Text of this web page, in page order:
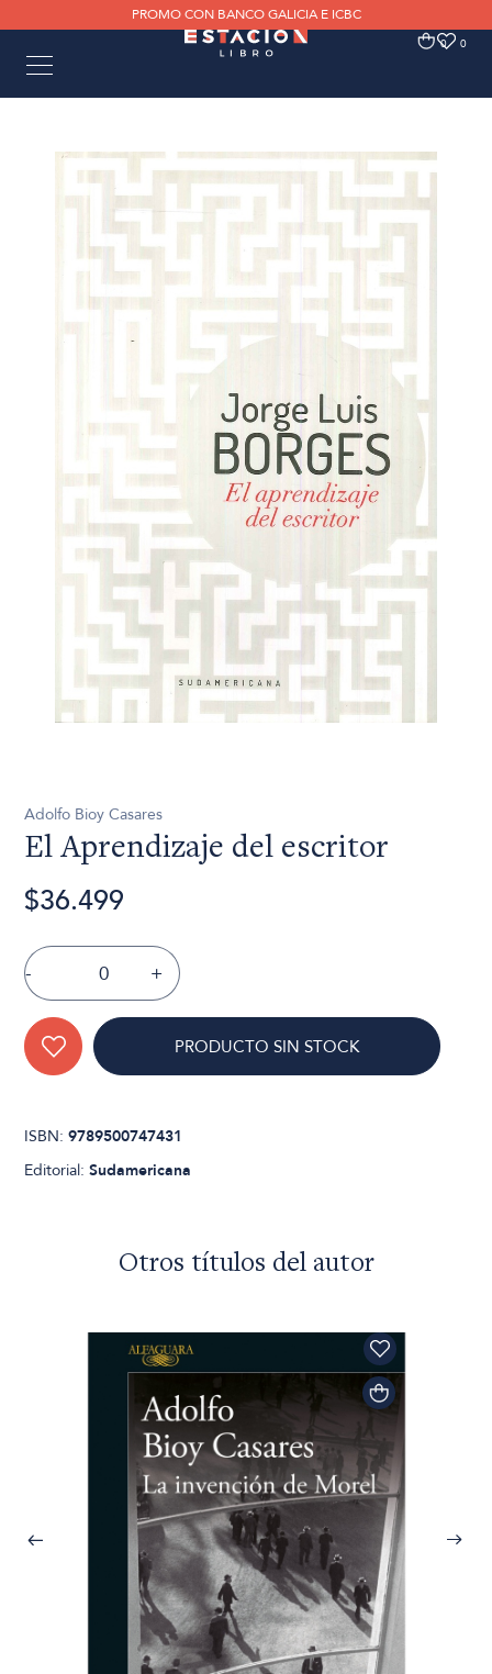
PROMO CON BANCO GALICIA E ICBC
0 0
Adolfo Bioy Casares
El Aprendizaje del escritor
$36.499
- +
PRODUCTO SIN STOCK
ISBN:9789500747431
Editorial:Sudamericana
Otros títulos del autor